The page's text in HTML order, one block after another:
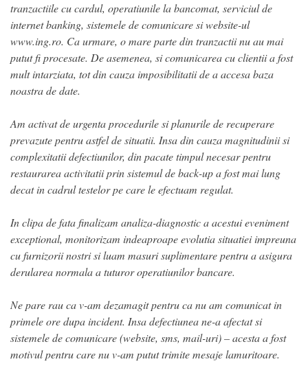
tranzactiile cu cardul, operatiunile la bancomat, serviciul de
internet banking, sistemele de comunicare si website-ul
www.ing.ro. Ca urmare, o mare parte din tranzactii nu au mai
putut fi procesate. De asemenea, si comunicarea cu clientii a fost
mult intarziata, tot din cauza imposibilitatii de a accesa baza
noastra de date.
Am activat de urgenta procedurile si planurile de recuperare
prevazute pentru astfel de situatii. Insa din cauza magnitudinii si
complexitatii defectiunilor, din pacate timpul necesar pentru
restaurarea activitatii prin sistemul de back-up a fost mai lung
decat in cadrul testelor pe care le efectuam regulat.
In clipa de fata finalizam analiza-diagnostic a acestui eveniment
exceptional, monitorizam indeaproape evolutia situatiei impreuna
cu furnizorii nostri si luam masuri suplimentare pentru a asigura
derularea normala a tuturor operatiunilor bancare.
Ne pare rau ca v-am dezamagit pentru ca nu am comunicat in
primele ore dupa incident. Insa defectiunea ne-a afectat si
sistemele de comunicare (website, sms, mail-uri) – acesta a fost
motivul pentru care nu v-am putut trimite mesaje lamuritoare.